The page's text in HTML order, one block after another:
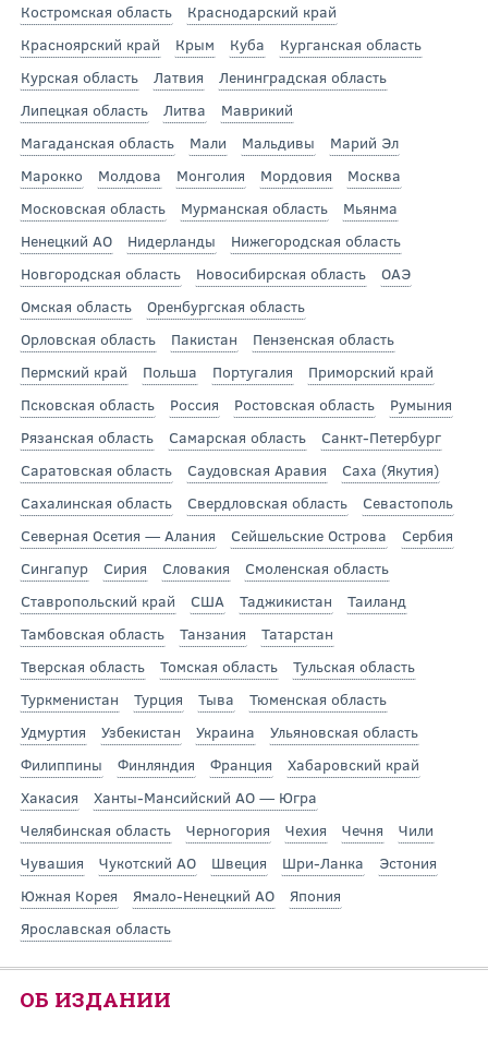
Костромская область
Краснодарский край
Красноярский край
Крым Куба
Курганская область
Курская область
Латвия
Ленинградская область
Липецкая область
Литва
Маврикий
Магаданская область
Мали Мальдивы
Марий Эл
Марокко
Молдова Монголия Мордовия
Москва
Московская область
Мурманская область
Мьянма
Ненецкий АО
Нидерланды
Нижегородская область
Новгородская область
Новосибирская область
ОАЭ
Омская область
Оренбургская область
Орловская область
Пакистан
Пензенская область
Пермский край
Польша Португалия
Приморский край
Псковская область
Россия Ростовская область
Румыния
Рязанская область
Самарская область
Санкт-Петербург
Саратовская область
Саудовская Аравия
Саха (Якутия)
Сахалинская область
Свердловская область
Севастополь
Северная Осетия — Алания
Сейшельские Острова
Сербия
Сингапур
Сирия Словакия
Смоленская область
Ставропольский край
США Таджикистан
Таиланд
Тамбовская область
Танзания
Татарстан
Тверская область
Томская область
Тульская область
Туркменистан
Турция Тыва
Тюменская область
Удмуртия
Узбекистан Украина
Ульяновская область
Филиппины
Финляндия Франция
Хабаровский край
Хакасия
Ханты-Мансийский АО — Югра
Челябинская область
Черногория Чехия Чечня
Чили
Чувашия
Чукотский АО Швеция Шри-Ланка
Эстония
Южная Корея
Ямало-Ненецкий АО
Япония
Ярославская область
ОБ ИЗДАНИИ